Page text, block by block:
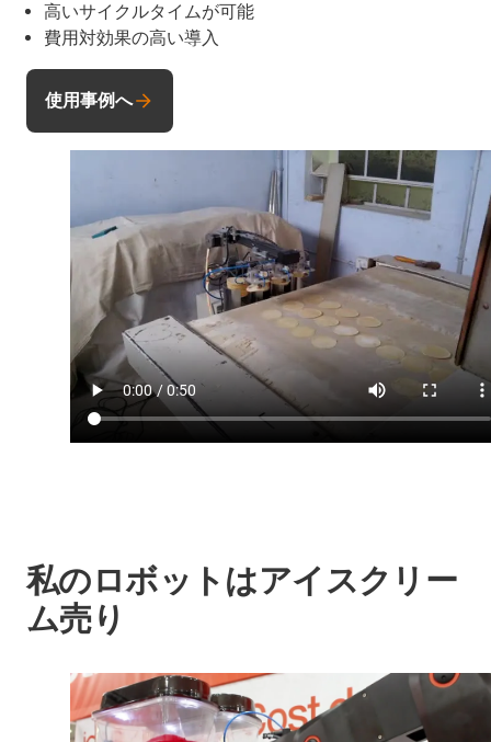
高いサイクルタイムが可能
費用対効果の高い導入
使用事例へ
私のロボットはアイスクリー
ム売り